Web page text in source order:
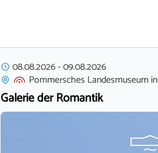
08.08.2026-09.08.2026
Pommersches Landesmuseumin
Galerie der Romantik